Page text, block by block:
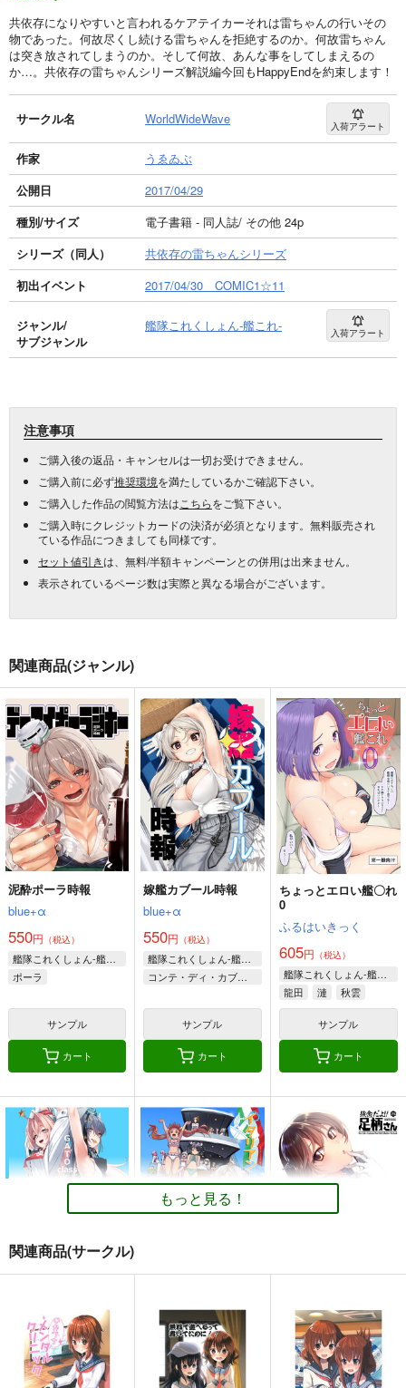
共依存になりやすいと言われるケアテイカーそれは雷ちゃんの行いその
物であった。何故尽くし続ける雷ちゃんを拒絶するのか。何故雷ちゃん
は突き放されてしまうのか。そして何故、あんな事をしてしまえるの
か…。共依存の雷ちゃんシリーズ解説編今回もHappyEndを約束します！
サークル名 WorldWideWave 入荷アラート
作家
うゑゐぶ
公開日
2017/04/29
種別/サイズ
電子書籍 - 同人誌/ その他 24p
シリーズ（同人）
共依存の雷ちゃんシリーズ
初出イベント
2017/04/30 COMIC1☆11
ジャンル/
サブジャンル
艦隊これくしょん-艦これ- 入荷アラート
注意事項
ご購入後の返品・キャンセルは一切お受けできません。
ご購入前に必ず推奨環境を満たしているかご確認下さい。
ご購入した作品の閲覧方法は こちらをご覧下さい。
ご購入時にクレジットカードの決済が必須となります。無料販売され
ている作品につきましても同様です。
セット値引きは、無料/半額キャンペーンとの併用は出来ません。
表示されているページ数は実際と異なる場合がございます。
関連商品(ジャンル)
泥酔ポーラ時報
blue+α
550円 （税込）
艦隊これくしょん-艦これ-
ポーラ
サンプル
カート
嫁艦カブール時報
blue+α
550円 （税込）
艦隊これくしょん-艦これ-
コンテ・ディ・カブール
サンプル
カート
ちょっとエロい艦〇れ
0
ふるはいきっく
605円 （税込）
艦隊これくしょん-艦これ-
龍田
漣 秋雲
サンプル
カート
blue+α
550円（税込）
艦隊これくしょん-艦これ-
スキャンプ
ドラム
blue+α
円（税込）
コンテ・ディ・カブール
よ!!足柄さん(25)
HYPER BRAND
330円（税込）
艦隊これくしょん-艦これ-
もっと見る！
関連商品(サークル)